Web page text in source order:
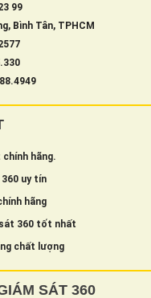
99
Bình Tân, TPHCM
hãng.
uy tín
hãng
360 tốt nhất
chất lượng
SÁT 360